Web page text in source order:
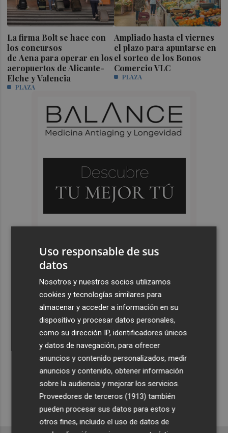
La firma Bolt se hace con
los concursos
de Aena para operar en los
aeropuertos de Alicante-
Elche y Valencia
PLAZA
Ampliado hasta el viernes
el plazo para apuntarse en
el sorteo de los Bonos
Comercio VLC
PLAZA
Uso responsable de sus
datos
Nosotros y nuestros socios utilizamos
cookies y tecnologías similares para
almacenar y acceder a información en su
dispositivo y procesar datos personales,
como su dirección IP, identificadores únicos
y datos de navegación, para ofrecer
anuncios y contenido personalizados, medir
anuncios y contenido, obtener información
sobre la audiencia y mejorar los servicios.
Proveedores de terceros (1913) también
pueden procesar sus datos para estos y
otros fines, incluido el uso de datos de